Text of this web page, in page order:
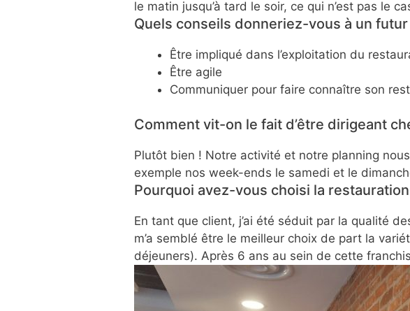
le matin jusqu’à tard le soir, ce qui n’est pas le
Quels conseils donneriez-vous à un
Être impliqué dans l’exploitation du
Être agile
Communiquer pour faire connaître son
Comment vit-on le fait d’être dirigeant
Plutôt bien ! Notre activité et notre planning
exemple nos week-ends le samedi et le
Pourquoi avez-vous choisi la
En tant que client, j’ai été séduit par la qualité
m’a semblé être le meilleur choix de part la
déjeuners). Après 6 ans au sein de cette